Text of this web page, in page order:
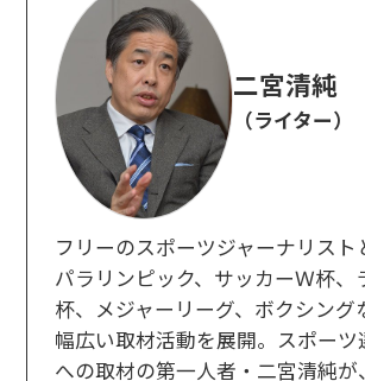
二宮清純
（ライター）
フリーのスポーツジャーナリスト
パラリンピック、サッカーＷ杯、
杯、メジャーリーグ、ボクシング
幅広い取材活動を展開。スポーツ
への取材の第一人者・二宮清純が